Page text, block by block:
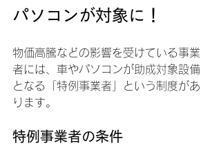
パソコンが対象に！
物価高騰などの影響を受けている事業
者には、車やパソコンが助成対象設備
となる「特例事業者」という制度があ
ります。
特例事業者の条件